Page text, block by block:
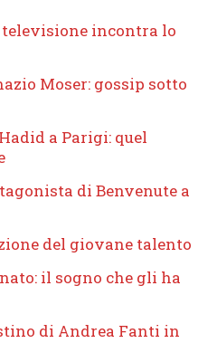
incontra lo
Moser: gossip sotto
a Parigi: quel
di Benvenute a
del giovane talento
il sogno che gli ha
di Andrea Fanti in